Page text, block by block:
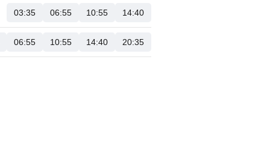
03:35 06:55 10:55 14:40
06:55 10:55 14:40 20:35